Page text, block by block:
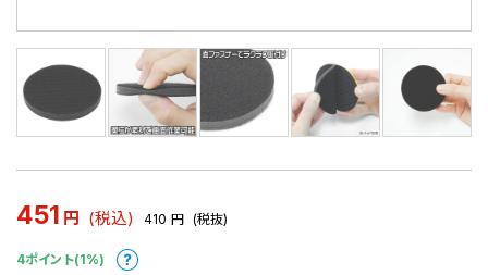
451 円 (税込) 410 円 (税抜)
4ポイント(1%)